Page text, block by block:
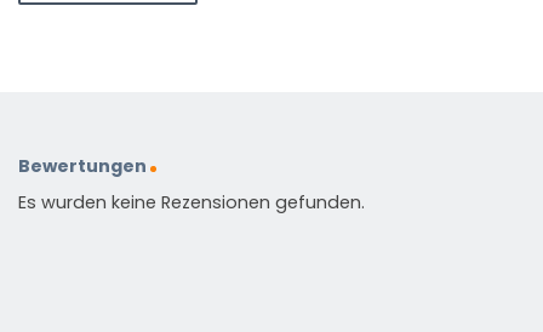
Bewertungen
Es wurden keine Rezensionen gefunden.